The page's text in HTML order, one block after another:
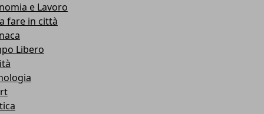
e Lavoro
fare in città
Libero